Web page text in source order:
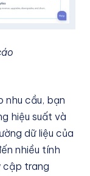
cầu, bạn
hiệu suất và
dữ liệu của
nhiều tính
cập trang